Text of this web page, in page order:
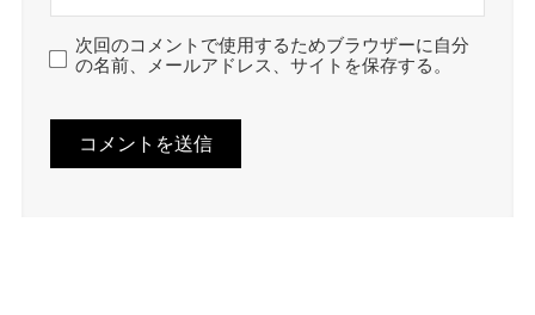
次回のコメントで使用するためブラウザーに自分
の名前、メールアドレス、サイトを保存する。